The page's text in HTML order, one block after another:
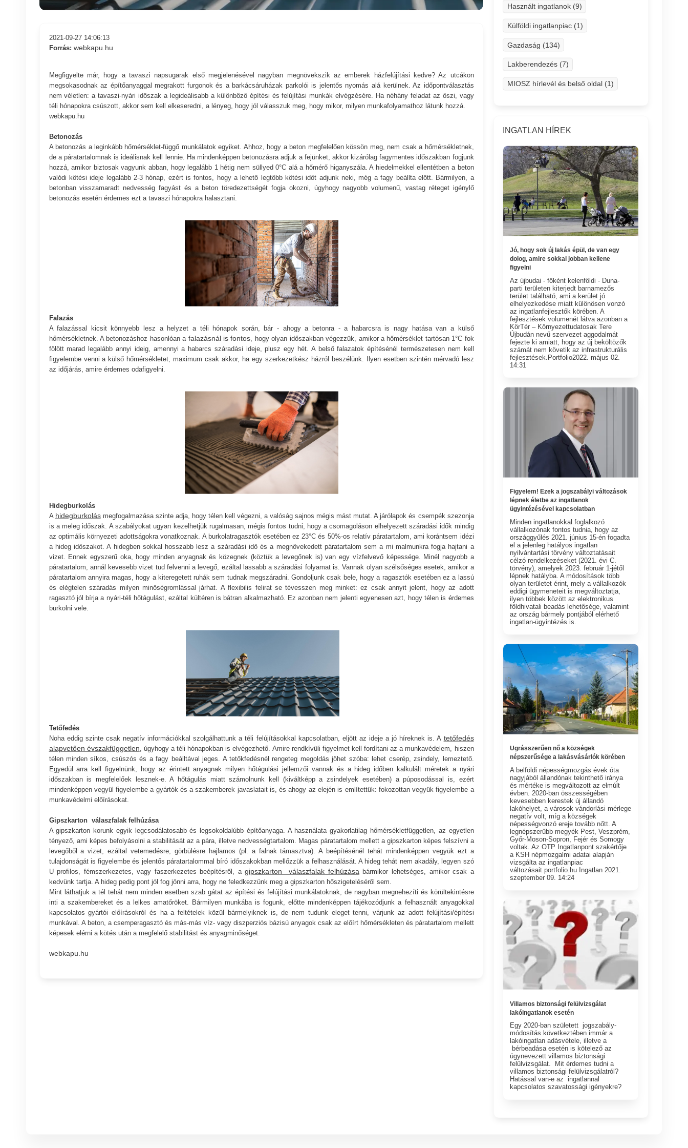
2021-09-27 14:06:13
Forrás: webkapu.hu
Megfigyelte már, hogy a tavaszi napsugarak első megjelenésével nagyban megnövekszik az emberek házfelújítási kedve? Az utcákon
megsokasodnak az építőanyaggal megrakott furgonok és a barkácsáruházak parkolói is jelentős nyomás alá kerülnek. Az időpontválasztás
nem véletlen: a tavaszi-nyári időszak a legideálisabb a különböző építési és felújítási munkák elvégzésére. Ha néhány feladat az őszi, vagy
téli hónapokra csúszott, akkor sem kell elkeseredni, a lényeg, hogy jól válasszuk meg, hogy mikor, milyen munkafolyamathoz látunk hozzá.
webkapu.hu
Betonozás
A betonozás a leginkább hőmérséklet-függő munkálatok egyiket. Ahhoz, hogy a beton megfelelően kössön meg, nem csak a hőmérsékletnek,
de a páratartalomnak is ideálisnak kell lennie. Ha mindenképpen betonozásra adjuk a fejünket, akkor kizárólag fagymentes időszakban fogjunk
hozzá, amikor biztosak vagyunk abban, hogy legalább 1 hétig nem süllyed 0°C alá a hőmérő higanyszála. A hiedelmekkel ellentétben a beton
valódi kötési ideje legalább 2-3 hónap, ezért is fontos, hogy a lehető legtöbb kötési időt adjunk neki, még a fagy beállta előtt. Bármilyen, a
betonban visszamaradt nedvesség fagyást és a beton töredezettségét fogja okozni, úgyhogy nagyobb volumenű, vastag réteget igénylő
betonozás esetén érdemes ezt a tavaszi hónapokra halasztani.
Falazás
A falazással kicsit könnyebb lesz a helyzet a téli hónapok során, bár - ahogy a betonra - a habarcsra is nagy hatása van a külső
hőmérsékletnek. A betonozáshoz hasonlóan a falazásnál is fontos , hogy olyan időszakban végezzük, amikor a hőmérséklet tartósan 1°C fok
fölött marad legalább annyi ideig, amennyi a habarcs száradási ideje, plusz egy hét. A belső falazatok építésénél természetesen nem kell
figyelembe venni a külső hőmérsékletet, maximum csak akkor, ha egy szerkezetkész házról beszélünk. Ilyen esetben szintén mérvadó lesz
az időjárás, amire érdemes odafigyelni.
Hidegburkolás
A hidegburkolásmegfogalmazása szinte adja, hogy télen kell végezni, a valóság sajnos mégis mást mutat. A járólapok és csempék szezonja
is a meleg időszak. A szabályokat ugyan kezelhetjük rugalmasan, mégis fontos tudni, hogy a csomagoláson elhelyezett száradási idők mindig
az optimális környezeti adottságokra vonatkoznak. A burkolatragasztók esetében ez 23°C és 50%-os relatív páratartalom, ami korántsem idézi
a hideg időszakot. A hidegben sokkal hosszabb lesz a száradási idő és a megnövekedett páratartalom sem a mi malmunkra fogja hajtani a
vizet. Ennek egyszerű oka, hogy minden anyagnak és közegnek (köztük a levegőnek is) van egy vízfelvevő képessége. Minél nagyobb a
páratartalom, annál kevesebb vizet tud felvenni a levegő, ezáltal lassabb a száradási folyamat is. Vannak olyan szélsőséges esetek, amikor a
páratartalom annyira magas, hogy a kiteregetett ruhák sem tudnak megszáradni. Gondoljunk csak bele, hogy a ragasztók esetében ez a lassú
és elégtelen száradás milyen minőségromlással járhat. A flexibilis felirat se tévesszen meg minket: ez csak annyit jelent, hogy az adott
ragasztó jól bírja a nyári-téli hőtágulást, ezáltal kültéren is bátran alkalmazható. Ez azonban nem jelenti egyenesen azt, hogy télen is érdemes
burkolni vele.
Tetőfedés
Noha eddig szinte csak negatív információkkal szolgálhattunk a téli felújításokkal kapcsolatban, eljött az ideje a jó híreknek is. A tetőfedés
alapvetően évszakfüggetlen , úgyhogy a téli hónapokban is elvégezhető. Amire rendkívüli figyelmet kell fordítani az a munkavédelem, hiszen
télen minden síkos, csúszós és a fagy beálltával jeges. A tetőkfedésnél rengeteg megoldás jöhet szóba: lehet cserép, zsindely, lemeztető.
Egyedül arra kell figyelnünk, hogy az érintett anyagnak milyen hőtágulási jellemzői vannak és a hideg időben kalkulált méretek a nyári
időszakban is megfelelőek lesznek-e. A hőtágulás miatt számolnunk kell (kiváltképp a zsindelyek esetében) a púposodással is, ezért
mindenképpen vegyül figyelembe a gyártók és a szakemberek javaslatait is, és ahogy az elején is említettük: fokozottan vegyük figyelembe a
munkavédelmi előírásokat.
Gipszkarton válaszfalak felhúzása
A gipszkarton korunk egyik legcsodálatosabb és legsokoldalúbb építőanyaga. A használata gyakorlatilag hőmérsékletfüggetlen, az egyetlen
tényező, ami képes befolyásolni a stabilitását az a pára, illetve nedvességtartalom. Magas páratartalom mellett a gipszkarton képes felszívni a
levegőből a vizet, ezáltal vetemedésre, görbülésre hajlamos (pl. a falnak támasztva). A beépítésénél tehát mindenképpen vegyük ezt a
tulajdonságát is figyelembe és jelentős páratartalommal bíró időszakokban mellőzzük a felhasználását. A hideg tehát nem akadály, legyen szó
U profilos, fémszerkezetes, vagy faszerkezetes beépítésről, agipszkarton válaszfalak felhúzása bármikor lehetséges, amikor csak a
kedvünk tartja. A hideg pedig pont jól fog jönni arra, hogy ne feledkezzünk meg a gipszkarton hőszigeteléséről sem.
Mint láthatjuk a tél tehát nem minden esetben szab gátat az építési és felújítási munkálatoknak, de nagyban megnehezíti és körültekintésre
inti a szakembereket és a lelkes amatőröket. Bármilyen munkába is fogunk, előtte mindenképpen tájékozódjunk a felhasznált anyagokkal
kapcsolatos gyártói előírásokról és ha a feltételek közül bármelyiknek is, de nem tudunk eleget tenni, várjunk az adott felújítási/építési
munkával. A beton, a csemperagasztó és más-más víz- vagy diszperziós bázisú anyagok csak az előírt hőmérsékleten és páratartalom mellett
képesek elérni a kötés után a megfelelő stabilitást és anyagminőséget.
webkapu.hu
Használt ingatlanok (9)
Külföldi ingatlanpiac (1)
Gazdaság (134)
Lakberendezés (7)
MIOSZ hírlevél és belső oldal (1)
INGATLAN HÍREK
Jó, hogy sok új lakás épül, de van egy
dolog, amire sokkal jobban kellene
figyelni
Az újbudai - főként kelenföldi - Duna-
parti területen kiterjedt barnamezős
terület található, ami a kerület jó
elhelyezkedése miatt különösen vonzó
az ingatlanfejlesztők körében. A
fejlesztések volumenét látva azonban a
KörTér – Környezettudatosak Tere
Újbudán nevű szervezet aggodalmát
fejezte ki amiatt, hogy az új beköltözők
számát nem követik az infrastrukturális
fejlesztések.Portfolio2022. május 02.
14:31
Figyelem! Ezek a jogszabályi változások
lépnek életbe az ingatlanok
ügyintézésével kapcsolatban
Minden ingatlanokkal foglalkozó
vállalkozónak fontos tudnia, hogy az
országgyűlés 2021. június 15-én fogadta
el a jelenleg hatályos ingatlan
nyilvántartási törvény változtatásait
célzó rendelkezéseket (2021. évi C.
törvény), amelyek 2023. február 1-jétől
lépnek hatályba. A módosítások több
olyan területet érint, mely a vállalkozók
eddigi ügymeneteit is megváltoztatja,
ilyen többek között az elektronikus
földhivatali beadás lehetősége, valamint
az ország bármely pontjából elérhető
ingatlan-ügyintézés is.
Ugrásszerűen nő a községek
népszerűsége a lakásvásárlók körében
A belföldi népességmozgás évek óta
nagyjából állandónak tekinthető iránya
és mértéke is megváltozott az elmúlt
évben. 2020-ban összességében
kevesebben kerestek új állandó
lakóhelyet, a városok vándorlási mérlege
negatív volt, míg a községek
népességvonzó ereje tovább nőtt. A
legnépszerűbb megyék Pest, Veszprém,
Győr-Moson-Sopron, Fejér és Somogy
voltak. Az OTP Ingatlanpont szakértője
a KSH népmozgalmi adatai alapján
vizsgálta az ingatlanpiac
változásait.portfolio.hu Ingatlan 2021.
szeptember 09. 14:24
Villamos biztonsági felülvizsgálat
lakóingatlanok esetén
Egy 2020-ban született jogszabály-
módosítás következtében immár a
lakóingatlan adásvétele, illetve a
bérbeadása esetén is kötelező az
úgynevezett villamos biztonsági
felülvizsgálat. Mit érdemes tudni a
villamos biztonsági felülvizsgálatról?
Hatással van-e az ingatlannal
kapcsolatos szavatossági igényekre?